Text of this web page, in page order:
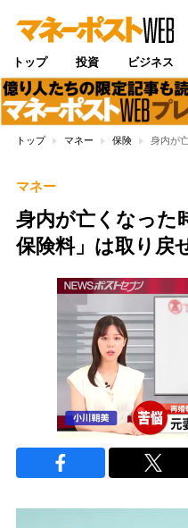
トップ 投資 ビジネス
トップ マネー 保険 身内が
マネー
身内が亡くなった
保険料」は取り戻